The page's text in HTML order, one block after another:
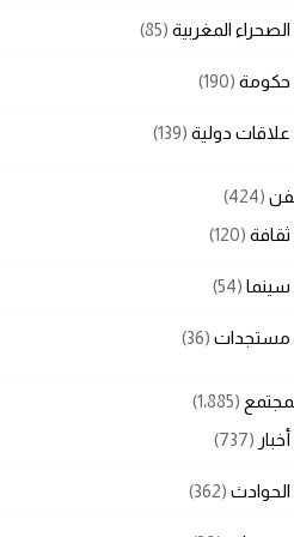
الصحراء المغربية (85)
حكومة (190)
علاقات دولية (139)
(424)
ثقافة (120)
سينما (54)
مستجدات (36)
(1٬885)
أخبار (737)
الحوادث (362)